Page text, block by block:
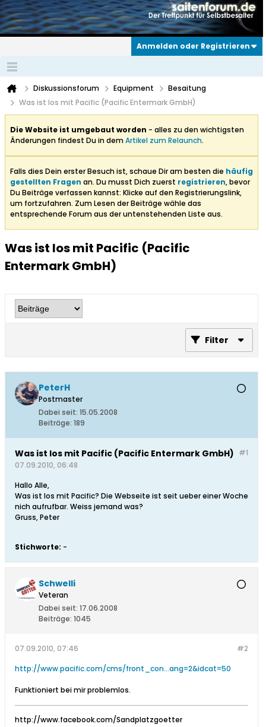
Anmelden oder Registrieren
Diskussionsforum Equipment
Besaitung
Was ist los mit Pacific (Pacific Entermark GmbH)
Die Website ist umgebaut worden - alles zu den wichtigsten
Änderungen findest Du in demArtikel zum Relaunch.
Falls dies Dein erster Besuch ist, schaue Dir am besten die häufig
gestellten Fragen an. Du musst Dich zuerst registrieren, bevor
Du Beiträge verfassen kannst: Klicke auf den Registrierungslink,
um fortzufahren. Zum Lesen der Beiträge wähle das
entsprechende Forum aus der untenstehenden Liste aus.
Was ist los mit Pacific (Pacific
Entermark GmbH)
Filter
PeterH
Postmaster
Dabei seit: 15.05.2008
Beiträge: 189
#1
Was ist los mit Pacific (Pacific Entermark GmbH)
07.09.2010, 06:48
Hallo Alle,
Was ist los mit Pacific? Die Webseite ist seit ueber einer Woche
nich aufrufbar. Weiss jemand was?
Gruss, Peter
Stichworte: -
Schwelli
Veteran
Dabei seit: 17.06.2008
Beiträge: 1045
#2
07.09.2010, 07:46
http://www.pacific.com/cms/front_con...ang=2&idcat=50
Funktioniert bei mir problemlos.
http://www.facebook.com/Sandplatzgoetter